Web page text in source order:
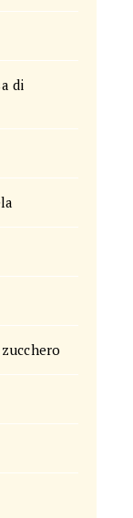
di